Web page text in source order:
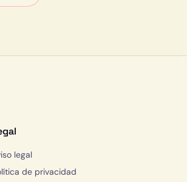
legal
de privacidad